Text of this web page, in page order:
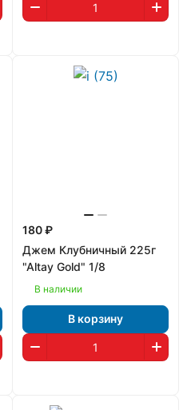
180 ₽
Джем Клубничный 225г
"Altay Gold" 1/8
В наличии
В корзину